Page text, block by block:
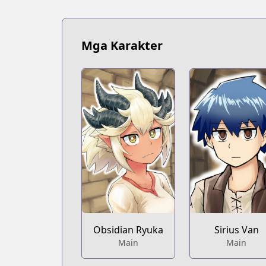
https://www.anime-planet.com/
MangaUpdates
Book☆Walker
Book☆Walker
https://bookwalker.jp/series/361295/
Official English
Official English
https://sevenseasentertainment.com/
Mga Karakter
Obsidian Ryuka
Main
Sirius Van
Main